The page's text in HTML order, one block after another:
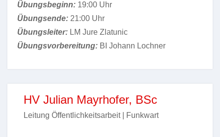
Übungsbeginn: 19:00 Uhr
Übungsende: 21:00 Uhr
Übungsleiter: LM Jure Zlatunic
Übungsvorbereitung: BI Johann Lochner
HV Julian Mayrhofer, BSc
Leitung Öffentlichkeitsarbeit | Funkwart